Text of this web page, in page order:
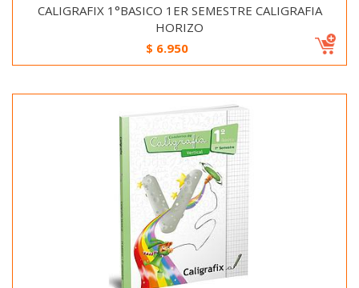
CALIGRAFIX 1°BASICO 1ER SEMESTRE CALIGRAFIA
HORIZO
$ 6.950